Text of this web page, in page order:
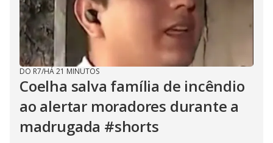
DO R7/HÁ 21 MINUTOS
Coelha salva família de incêndio
ao alertar moradores durante a
madrugada #shorts